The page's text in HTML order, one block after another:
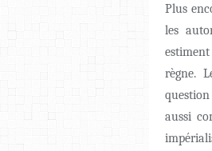
Plus
les
règne.
aussi